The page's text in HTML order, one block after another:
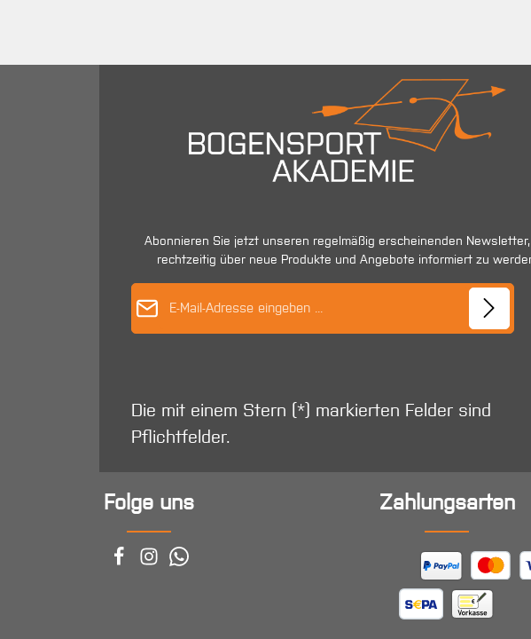
Abonnieren Sie jetzt unseren regelmäßig erscheinenden
rechtzeitig über neue Produkte und Angebote informiert zu
Die mit einem Stern (*) markierten Felder sind
Pflichtfelder.
Folge uns Zahlungsarten